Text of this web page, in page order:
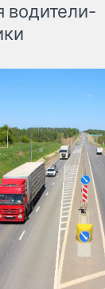
водители-